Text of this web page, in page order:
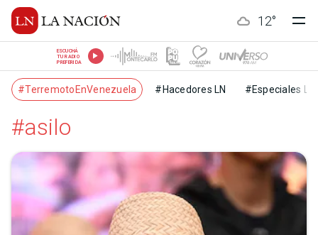
12°
ESCUCHÁ
TU RADIO
PREFERIDA
#TerremotoEnVenezuela #Hacedores LN #Especiales LN
#asilo